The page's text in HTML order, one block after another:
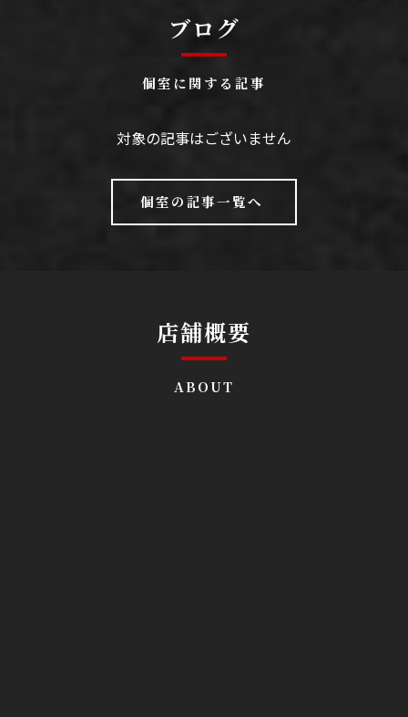
ブログ
個室に関する記事
対象の記事はございません
個室の記事一覧へ
店舗概要
ABOUT